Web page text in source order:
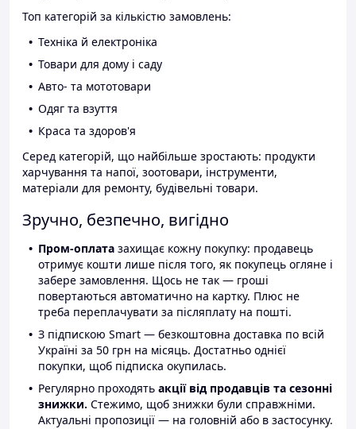
Топ категорій за кількістю замовлень:
Техніка й електроніка
Товари для дому і саду
Авто- та мототовари
Одяг та взуття
Краса та здоров'я
Серед категорій, що найбільше зростають: продукти
харчування та напої, зоотовари, інструменти,
матеріали для ремонту, будівельні товари.
Зручно, безпечно, вигідно
Пром-оплата захищає кожну покупку: продавець
отримує кошти лише після того, як покупець огляне і
забере замовлення. Щось не так — гроші
повертаються автоматично на картку. Плюс не
треба переплачувати за післяплату на пошті.
З підпискою Smart — безкоштовна доставка по всій
Україні за 50 грн на місяць. Достатньо однієї
покупки, щоб підписка окупилась.
Регулярно проходять акції від продавців та сезонні
знижки. Стежимо, щоб знижки були справжніми.
Актуальні пропозиції — на головній або в застосунку.